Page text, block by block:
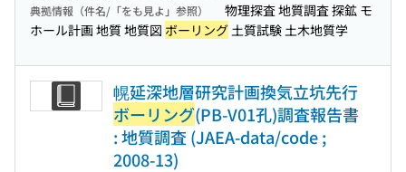
典拠情報（件名/「をも見よ」参照）
物理探査 地質調査 探鉱 モ
ホール計画 地質 地質図 ボーリング土質試験 土木地質学
幌延深地層研究計画換気立坑先行
ボーリング(PB-V01孔)調査報告書
: 地質調査 (JAEA-data/code ;
2008-13)